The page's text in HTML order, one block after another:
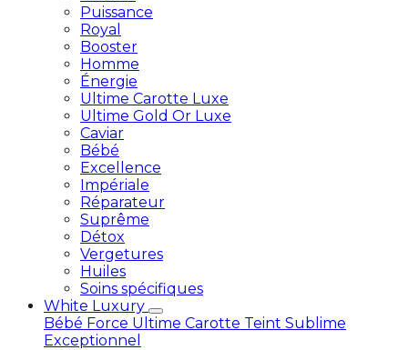
Puissance
Royal
Booster
Homme
Énergie
Ultime Carotte Luxe
Ultime Gold Or Luxe
Caviar
Bébé
Excellence
Impériale
Réparateur
Suprême
Détox
Vergetures
Huiles
Soins spécifiques
White Luxury
Bébé Force Ultime Carotte Teint Sublime
Exceptionnel